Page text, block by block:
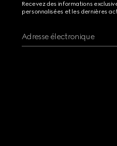
Recevez des informations
personnalisées et les dernières
Adresse électronique